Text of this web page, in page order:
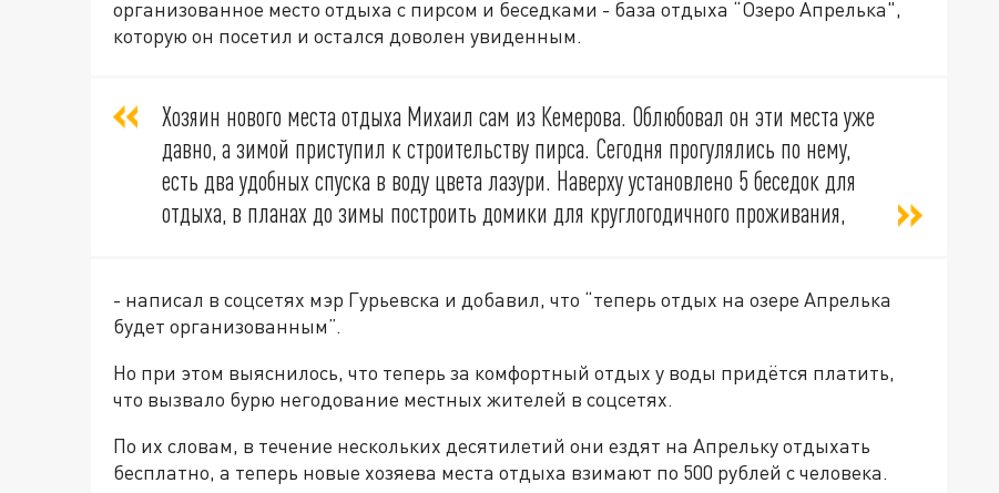
организованное место отдыха с пирсом и беседками - база отдыха “Озеро Апрелька",
которую он посетил и остался доволен увиденным.
Хозяин нового места отдыха Михаил сам из Кемерова. Облюбовал он эти места уже
давно, а зимой приступил к строительству пирса. Сегодня прогулялись по нему,
есть два удобных спуска в воду цвета лазури. Наверху установлено 5 беседок для
отдыха, в планах до зимы построить домики для круглогодичного проживания,
- написал в соцсетях мэр Гурьевска и добавил, что “теперь отдых на озере Апрелька
будет организованным”.
Но при этом выяснилось, что теперь за комфортный отдых у воды придётся платить,
что вызвало бурю негодование местных жителей в соцсетях.
По их словам, в течение нескольких десятилетий они ездят на Апрельку отдыхать
бесплатно, а теперь новые хозяева места отдыха взимают по 500 рублей с человека.